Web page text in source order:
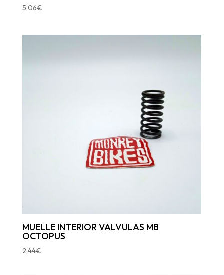
5,06€
MUELLE INTERIOR VALVULAS MB
OCTOPUS
2,44€